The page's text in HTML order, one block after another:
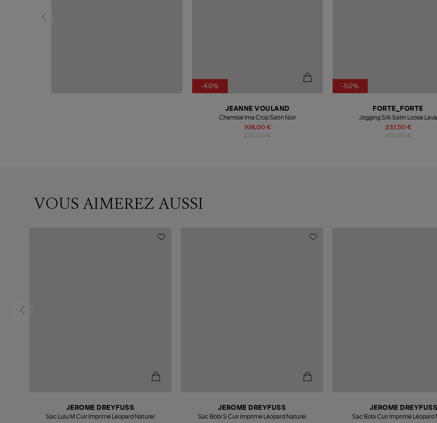
-40%
108,00 €
JEANNE VOULAND
Chemise Ima Crop Satin Noir
-50%
237,50 €
FORTE_FORTE
Jogging Silk Satin Loose Lava
VOUS AIMEREZ AUSSI
JEROME DREYFUSS
Sac Lulu M Cuir Imprimé Léopard Naturel
JEROME DREYFUSS
Sac Bobi S Cuir Imprimé Léopard Naturel
JEROME
Sac Bobi Cuir Imprimé Léopard